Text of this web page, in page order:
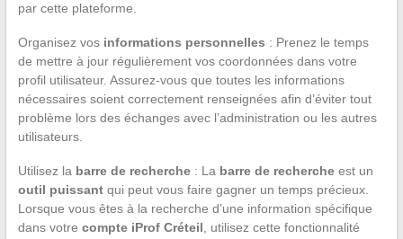
par cette plateforme.
Organisez vos informations personnelles : Prenez le temps
de mettre à jour régulièrement vos coordonnées dans votre
profil utilisateur. Assurez-vous que toutes les informations
nécessaires soient correctement renseignées afin d’éviter tout
problème lors des échanges avec l’administration ou les autres
utilisateurs.
Utilisez la barre de recherche: La barre de rechercheest un
outil puissantqui peut vous faire gagner un temps précieux.
Lorsque vous êtes à la recherche d’une information spécifique
dans votre compte iProf Créteil , utilisez cette fonctionnalité